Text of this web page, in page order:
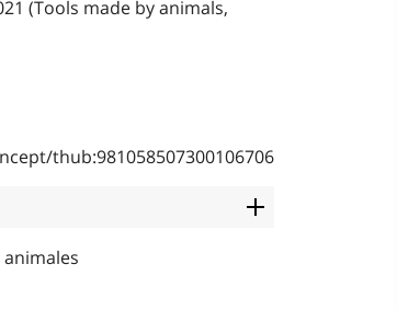
(Tools made by animals,
thub:981058507300106706